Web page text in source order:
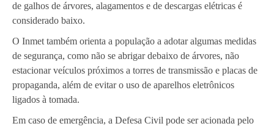
de galhos de árvores, alagamentos e de descargas elétricas é
considerado baixo.
O Inmet também orienta a população a adotar algumas medidas
de segurança, como não se abrigar debaixo de árvores, não
estacionar veículos próximos a torres de transmissão e placas de
propaganda, além de evitar o uso de aparelhos eletrônicos
ligados à tomada.
Em caso de emergência, a Defesa Civil pode ser acionada pelo